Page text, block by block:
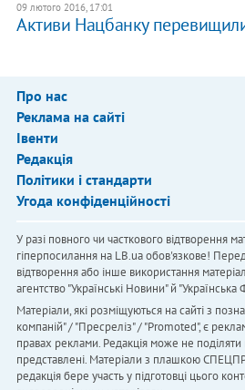
09 лютого 2016, 17:01
Активи Нацбанку
Про нас
Реклама на сайті
Івенти
Редакція
Політики і стандарти
Угода конфіденційності
У разі повного чи часткового відтворення
гіперпосилання на LB.ua обов'язкове!
відтворення або інше використання
агентство "Українськi Новини" й
Матеріали, які розміщуються на сайті з
компаній" / "Пресреліз" / "Promoted", є
правах реклами. Редакція може не поділяти
представлені. Матеріали з плашкою
редакція бере участь у підготовці цього